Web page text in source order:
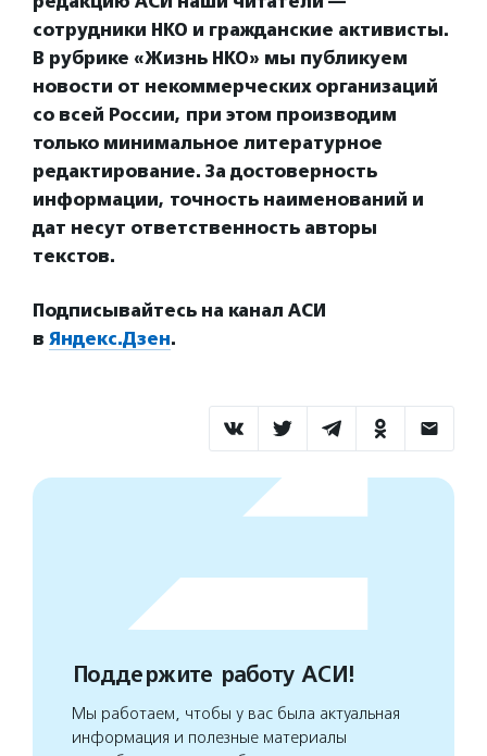
сотрудники НКО и гражданские активисты.
В рубрике «Жизнь НКО» мы публикуем
новости от некоммерческих организаций
со всей России, при этом производим
только минимальное литературное
редактирование. За достоверность
информации, точность наименований и
дат несут ответственность авторы
текстов.
Подписывайтесь на канал АСИ
в Яндекс.Дзен.
Поддержите работу АСИ!
Мы работаем, чтобы у вас была актуальная
информация и полезные материалы